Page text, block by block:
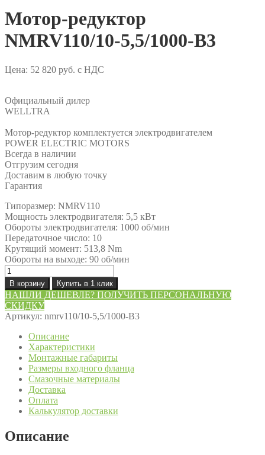
Мотор-редуктор
NMRV110/10-5,5/1000-B3
Цена: 52 820 руб. с НДС
Официальный дилер
WELLTRA
Мотор-редуктор комплектуется электродвигателем
POWER ELECTRIC MOTORS
Всегда в наличии
Отгрузим сегодня
Доставим в любую точку
Гарантия
Типоразмер: NMRV110
Мощность электродвигателя: 5,5 кВт
Обороты электродвигателя: 1000 об/мин
Передаточное число: 10
Крутящий момент: 513,8 Nm
Обороты на выходе: 90 об/мин
Количество
товара
Мотор-
редуктор
NMRV110/10-
5,5/1000-
В корзину Купить в 1 клик
НАШЛИ ДЕШЕВЛЕ? ПОЛУЧИТЬ ПЕРСОНАЛЬНУЮ
СКИДКУ
Артикул: nmrv110/10-5,5/1000-B3
Описание
Характеристики
Монтажные габариты
Размеры входного фланца
Смазочные материалы
Доставка
Оплата
Калькулятор доставки
Описание